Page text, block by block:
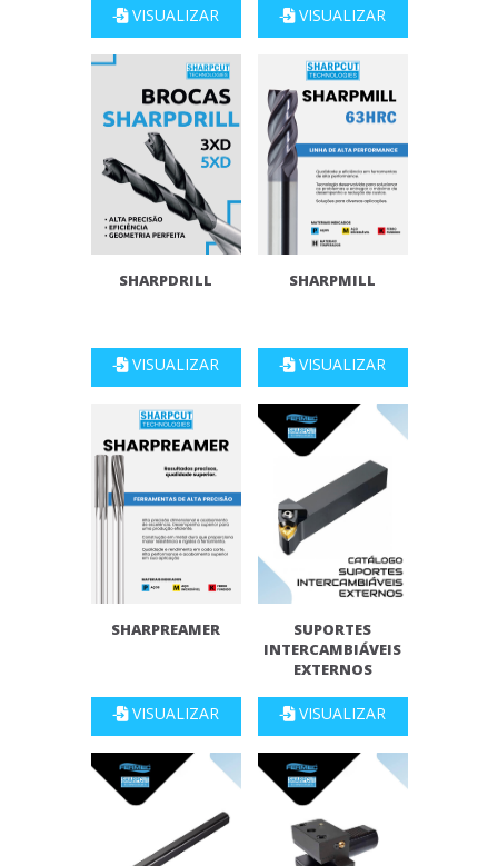
VISUALIZAR VISUALIZAR
SHARPDRILL
VISUALIZAR
SHARPMILL
VISUALIZAR
SHARPREAMER
VISUALIZAR
SUPORTES
INTERCAMBIÁVEIS
EXTERNOS
VISUALIZAR